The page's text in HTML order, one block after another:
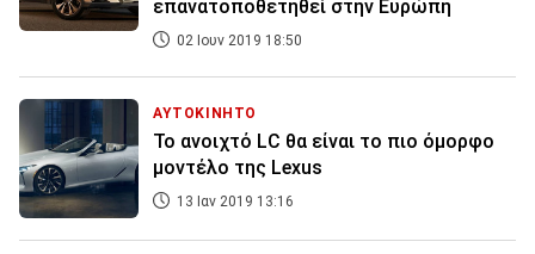
επανατοποθετηθεί στην Ευρώπη
02 Ιουν 2019 18:50
ΑΥΤΟΚΙΝΗΤΟ
To ανοιχτό LC θα είναι το πιο όμορφο
μοντέλο της Lexus
13 Ιαν 2019 13:16